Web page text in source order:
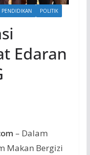
PENDIDIKAN POLITIK
Edaran
– Dalam
Makan Bergizi